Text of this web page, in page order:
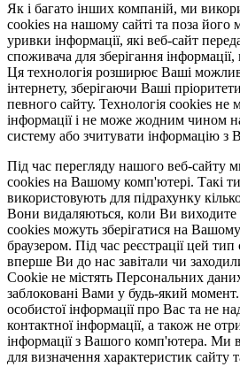
Як і багато інших компаній, ми
cookies на нашому сайті та поза
уривки інформації, які веб-сайт
споживача для зберігання інформації,
Ця технологія розширює Ваші
інтернету, зберігаючи Ваші
певного сайту. Технологія cookies не
інформації і не може жодним чином
систему або зчитувати інформацію з
Під час перегляду нашого веб-сайту
cookies на Вашому комп'ютері. Такі
використовують для підрахунку
Вони видаляються, коли Ви виходите
cookies можуть зберігатися на
браузером. Під час реєстрації цей
вперше Ви до нас завітали чи
Cookie не містять Персональних
заблоковані Вами у будь-який
особистої інформації про Вас та не
контактної інформації, а також не
інформації з Вашого комп'ютера. Ми
для визначення характеристик сайту